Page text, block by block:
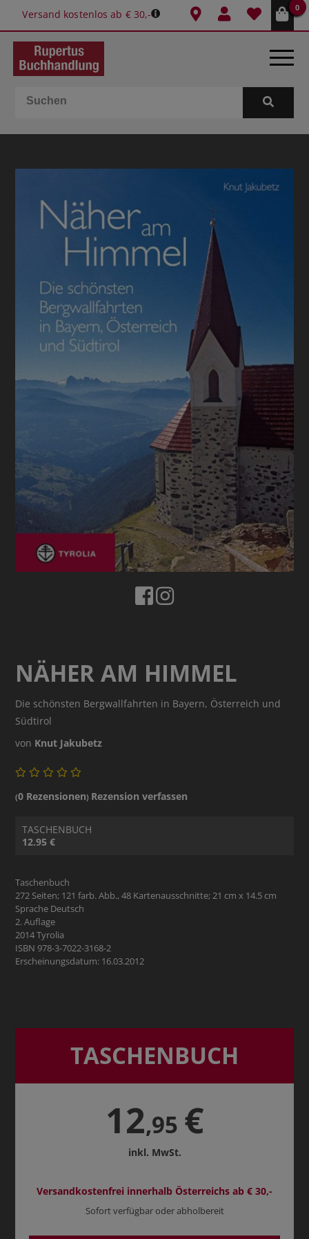
Versand kostenlos ab € 30,-
0
BÜCHER
GESCHENKIDEEN & MEHR
BUCHTIPPS
NÄHER AM HIMMEL
Die schönsten Bergwallfahrten in Bayern, Österreich und
Südtirol
von Knut Jakubetz
(0 Rezensionen) Rezension verfassen
TASCHENBUCH
12.95 €
Taschenbuch
272 Seiten; 121 farb. Abb., 48 Kartenausschnitte; 21 cm x 14.5 cm
Sprache Deutsch
2. Auflage
2014 Tyrolia
ISBN 978-3-7022-3168-2
Erscheinungsdatum: 16.03.2012
TASCHENBUCH
12,95 €
inkl. MwSt.
Versandkostenfrei innerhalb Österreichs ab € 30,-
Sofort verfügbar oder abholbereit